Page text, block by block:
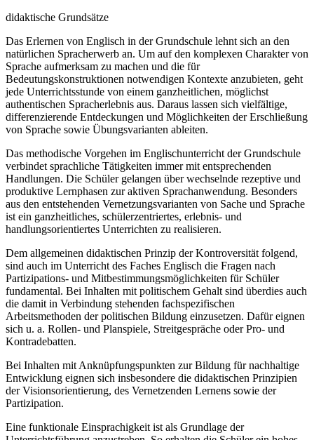
didaktische Grundsätze
Das Erlernen von Englisch in der Grundschule lehnt sich an den
natürlichen Spracherwerb an. Um auf den komplexen Charakter von
Sprache aufmerksam zu machen und die für
Bedeutungskonstruktionen notwendigen Kontexte anzubieten, geht
jede Unterrichtsstunde von einem ganzheitlichen, möglichst
authentischen Spracherlebnis aus. Daraus lassen sich vielfältige,
differenzierende Entdeckungen und Möglichkeiten der Erschließung
von Sprache sowie Übungsvarianten ableiten.
Das methodische Vorgehen im Englischunterricht der Grundschule
verbindet sprachliche Tätigkeiten immer mit entsprechenden
Handlungen. Die Schüler gelangen über wechselnde rezeptive und
produktive Lernphasen zur aktiven Sprachanwendung. Besonders
aus den entstehenden Vernetzungsvarianten von Sache und Sprache
ist ein ganzheitliches, schülerzentriertes, erlebnis- und
handlungsorientiertes Unterrichten zu realisieren.
Dem allgemeinen didaktischen Prinzip der Kontroversität folgend,
sind auch im Unterricht des Faches Englisch die Fragen nach
Partizipations- und Mitbestimmungsmöglichkeiten für Schüler
fundamental. Bei Inhalten mit politischem Gehalt sind überdies auch
die damit in Verbindung stehenden fachspezifischen
Arbeitsmethoden der politischen Bildung einzusetzen. Dafür eignen
sich u. a. Rollen- und Planspiele, Streitgespräche oder Pro- und
Kontradebatten.
Bei Inhalten mit Anknüpfungspunkten zur Bildung für nachhaltige
Entwicklung eignen sich insbesondere die didaktischen Prinzipien
der Visionsorientierung, des Vernetzenden Lernens sowie der
Partizipation.
Eine funktionale Einsprachigkeit ist als Grundlage der